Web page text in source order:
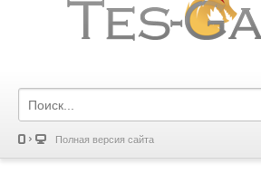
Полная версия сайта